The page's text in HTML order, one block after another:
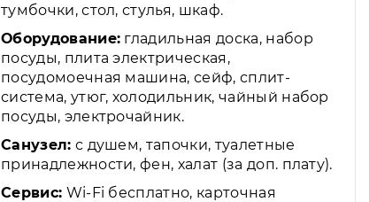
тумбочки, стол, стулья, шкаф.
Оборудование: гладильная доска, набор
посуды, плита электрическая,
посудомоечная машина, сейф, сплит-
система, утюг, холодильник, чайный набор
посуды, электрочайник.
Санузел: с душем, тапочки, туалетные
принадлежности, фен, халат (за доп. плату).
Сервис: Wi-Fi бесплатно, карточная